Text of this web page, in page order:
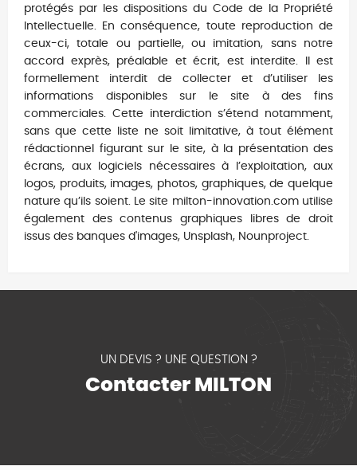
protégés par les dispositions du Code de la Propriété
Intellectuelle. En conséquence, toute reproduction de
ceux-ci, totale ou partielle, ou imitation, sans notre
accord exprès, préalable et écrit, est interdite. Il est
formellement interdit de collecter et d’utiliser les
informations disponibles sur le site à des fins
commerciales. Cette interdiction s’étend notamment,
sans que cette liste ne soit limitative, à tout élément
rédactionnel figurant sur le site, à la présentation des
écrans, aux logiciels nécessaires à l’exploitation, aux
logos, produits, images, photos, graphiques, de quelque
nature qu’ils soient. Le site milton-innovation.com utilise
également des contenus graphiques libres de droit
issus des banques d'images, Unsplash, Nounproject.
UN DEVIS ? UNE QUESTION ?
Contacter MILTON